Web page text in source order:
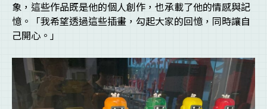
象，這些作品既是他的個人創作，也承載了他的情感與記
憶。「我希望透過這些插畫，勾起大家的回憶，同時讓自
己開心。」